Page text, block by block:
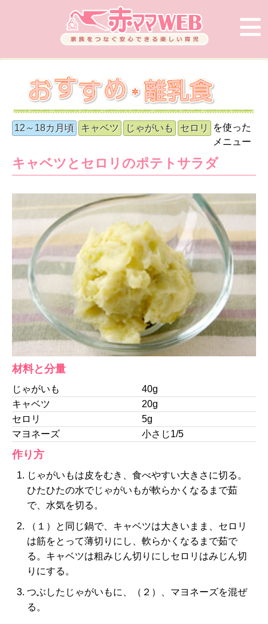
12～18カ月頃 キャベツ じゃがいも セロリ
を使った
メニュー
キャベツとセロリのポテトサラダ
材料と分量
じゃがいも
40g
キャベツ
20g
セロリ
5g
マヨネーズ
小さじ1/5
作り方
じゃがいもは皮をむき、食べやすい大きさに切る。
ひたひたの水でじゃがいもが軟らかくなるまで茹
で、水気を切る。
（１）と同じ鍋で、キャベツは大きいまま、セロリ
は筋をとって薄切りにし、軟らかくなるまで茹で
る。キャベツは粗みじん切りにしセロリはみじん切
りにする。
つぶしたじゃがいもに、（２）、マヨネーズを混ぜ
る。